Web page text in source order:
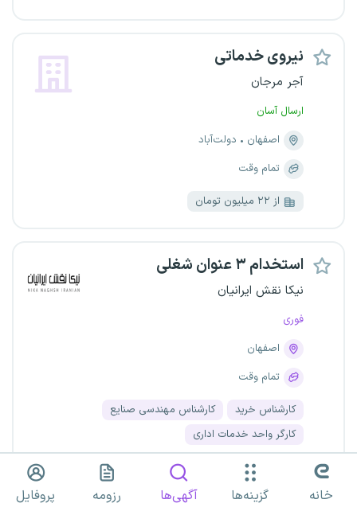
نیروی خدماتی
آجر مرجان
ارسال آسان
اصفهان
دولت‌آباد
تمام وقت
از ۲۲ میلیون تومان
استخدام ۳ عنوان شغلی
نیکا نقش ایرانیان
فوری
اصفهان
تمام وقت
کارشناس خرید
کارشناس مهندسی صنایع
کارگر واحد خدمات اداری
کارگر خدمات خانه گزینه‌ها آگهی‌ها رزومه پروفایل